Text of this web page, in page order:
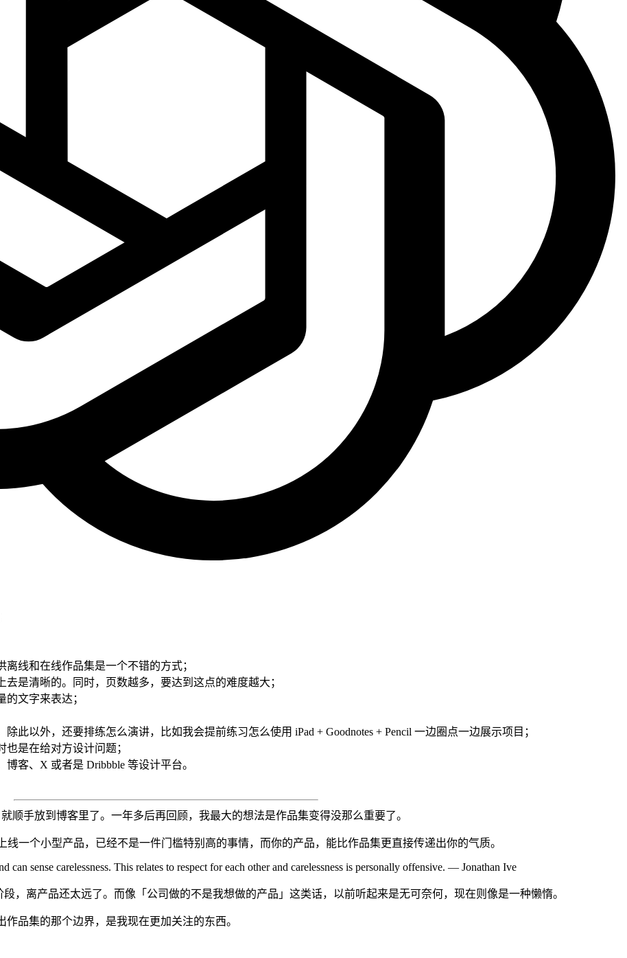
线和在线作品集是一个不错的方式；
是清晰的。同时，页数越多，要达到这点的难度越大；
文字来表达；
此以外，还要排练怎么演讲，比如我会提前练习怎么使用 iPad + Goodnotes + Pencil 一边圈点一边展示项目；
是在给对方设计问题；
客、X 或者是 Dribbble 等设计平台。
顺手放到博客里了。一年多后再回顾，我最大的想法是作品集变得没那么重要了。
一个小型产品，已经不是一件门槛特别高的事情，而你的产品，能比作品集更直接传递出你的气质。
can sense carelessness. This relates to respect for each other and carelessness is personally offensive. — Jonathan Ive
，离产品还太远了。而像「公司做的不是我想做的产品」这类话，以前听起来是无可奈何，现在则像是一种懒惰。
品集的那个边界，是我现在更加关注的东西。